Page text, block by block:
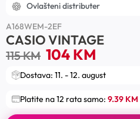
Ovlašteni distributer
A168WEM-2EF
CASIO VINTAGE
115KM 104KM
Dostava: 11. - 12. august
Platite na 12 rata samo: 9.39 KM